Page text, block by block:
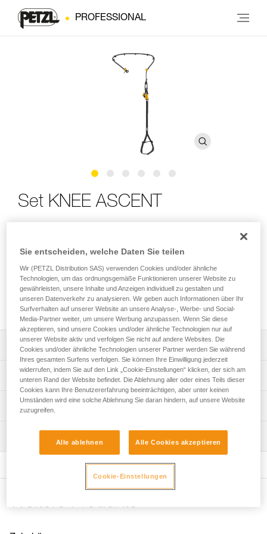
PROFESSIONAL
Set KNEE ASCENT
Komplettset für den Aufstieg im SRS zum Anbringen an
Das KNEE ASCENT-Komplettset erleichtert Ihre Aufstiege im
SRS. Es besteht aus einem Schlauch, einem Gummiband,
einer Kniesteigklemme und einer Trittschlinge und lässt sich
perfekt an Ihrem SEQUOIA-Gurt anbringen.
Leistungsverzeichnis
Kompatibel mit dem SEQUOIA-Gurt und anderen
Sitzgurten für die Baumpflege.
Komplettlösung für den vereinfachten Aufstieg im SRS:
- Der Kunststoffschlauch mit dem innenliegenden
mitgelieferten Zubehörschlaufen und Schrauben.
- Beide Enden sind jeweils mit einer Öse zum
(enthalten) versehen.
Technische Spezifikationen
Gewicht: 190 g
Durchmesser max.: 13 mm
Referenz : B022AA00
Technische Informationen
Das PDF herunterladen technical-notice-KNEE-ASCENT-
Weitere Produkte
Sie entscheiden, welche Daten Sie teilen
Wir (PETZL Distribution SAS) verwenden Cookies und/oder ähnliche
Technologien, um das ordnungsgemäße Funktionieren unserer Website zu
gewährleisten, unsere Inhalte und Anzeigen individuell zu gestalten und
unseren Datenverkehr zu analysieren. Wir geben auch Informationen über Ihr
Surfverhalten auf unserer Website an unsere Analyse-, Werbe- und Social-
Media-Partner weiter, um unsere Werbung anzupassen. Wenn Sie diese
akzeptieren, sind unsere Cookies und/oder ähnliche Technologien nur auf
unserer Website aktiv und verfolgen Sie nicht auf andere Websites. Die
Cookies und/oder ähnliche Technologien unserer Partner werden Sie während
Ihres gesamten Surfens verfolgen. Sie können Ihre Einwilligung jederzeit
widerrufen, indem Sie auf den Link „Cookie-Einstellungen“ klicken, der sich am
unteren Rand der Website befindet. Die Ablehnung aller oder eines Teils dieser
Cookies kann Ihre Benutzererfahrung beeinträchtigen, aber unter keinen
Umständen wird eine solche Ablehnung Sie daran hindern, auf unsere Website
zuzugreifen.
Alle ablehnen Alle Cookies akzeptieren
Cookie-Einstellungen